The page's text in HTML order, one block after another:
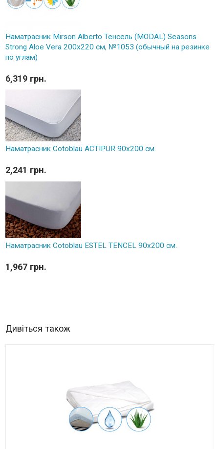
Наматрасник Mirson Alberto Тенсель (MODAL) Seasons
Strong Aloe Vera 200x220 см, №1053 (обычный на резинке
по углам)
6,319 грн.
Наматрасник Cotoblau ACTIPUR 90х200 см.
2,241 грн.
Наматрасник Cotoblau ESTEL TENCEL 90х200 см.
1,967 грн.
Дивіться також